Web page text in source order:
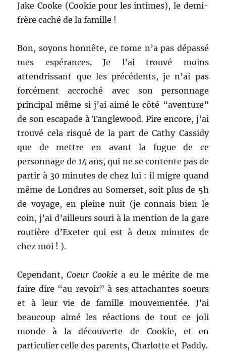
Jake Cooke (Cookie pour les intimes), le demi-
frère caché de la famille !
Bon, soyons honnête, ce tome n’a pas dépassé
mes espérances. Je l’ai trouvé moins
attendrissant que les précédents, je n’ai pas
forcément accroché avec son personnage
principal même si j’ai aimé le côté “aventure”
de son escapade à Tanglewood. Pire encore, j’ai
trouvé cela risqué de la part de Cathy Cassidy
que de mettre en avant la fugue de ce
personnage de 14 ans, qui ne se contente pas de
partir à 30 minutes de chez lui : il migre quand
même de Londres au Somerset, soit plus de 5h
de voyage, en pleine nuit (je connais bien le
coin, j’ai d’ailleurs souri à la mention de la gare
routière d’Exeter qui est à deux minutes de
chez moi ! ).
Cependant,Coeur Cookie a eu le mérite de me
faire dire “au revoir” à ses attachantes soeurs
et à leur vie de famille mouvementée. J’ai
beaucoup aimé les réactions de tout ce joli
monde à la découverte de Cookie, et en
particulier celle des parents, Charlotte et Paddy.